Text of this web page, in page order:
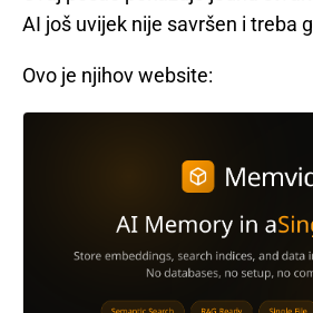
AI još uvijek nije savršen i treba
Ovo je njihov website: